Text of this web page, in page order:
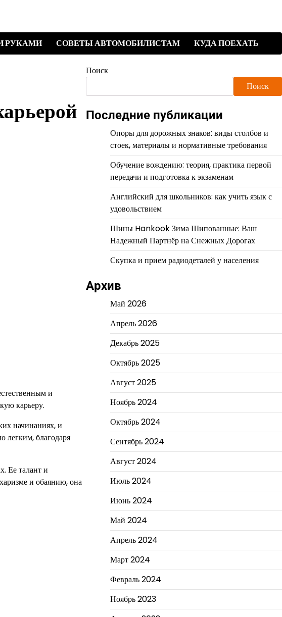
РУКАМИ СОВЕТЫ АВТОМОБИЛИСТАМ КУДА ПОЕХАТЬ
и
карьеру.
начинаниях, и
легким, благодаря
Ее талант и
и обаянию, она
Поиск
Поиск
Последние публикации
Опоры для дорожных знаков: виды столбов и
стоек, материалы и нормативные требования
Обучение вождению: теория, практика первой
передачи и подготовка к экзаменам
Английский для школьников: как учить язык с
удовольствием
Шины Hankook Зима Шипованные: Ваш
Надежный Партнёр на Снежных Дорогах
Скупка и прием радиодеталей у населения
Архив
Май 2026
Апрель 2026
Декабрь 2025
Октябрь 2025
Август 2025
Ноябрь 2024
Октябрь 2024
Сентябрь 2024
Август 2024
Июль 2024
Июнь 2024
Май 2024
Апрель 2024
Март 2024
Февраль 2024
Ноябрь 2023